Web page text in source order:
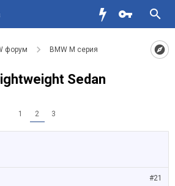
форум BMW M серия
Sedan
1 2 3
#21